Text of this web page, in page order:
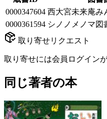
0000347604 西大宮未来庵み
0000361594 シノノメノマ図
取り寄せリクエスト
取り寄せには会員ログイン
同じ著者の本